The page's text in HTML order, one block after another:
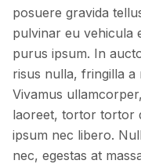
posuere gravida
pulvinar eu vehicula
purus ipsum. In
risus nulla, fringilla a
Vivamus
laoreet, tortor tortor
ipsum nec libero.
nec, egestas at